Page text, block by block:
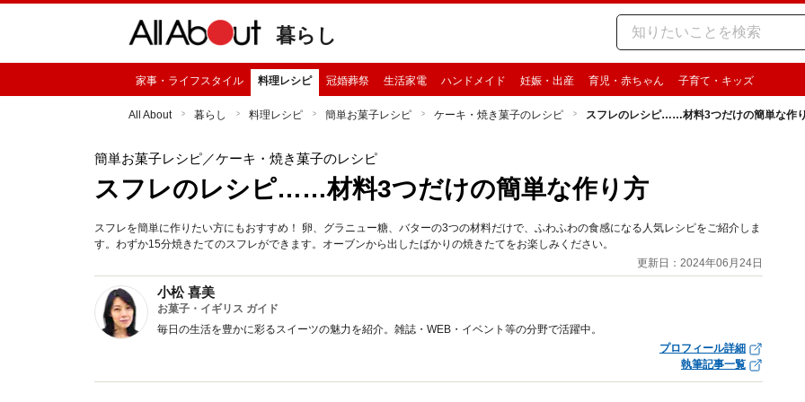
暮らし
家事・ライフスタイル 料理レシピ 冠婚葬祭 生活家電 ハンドメイド 妊娠・出産 育児・赤ちゃん 子育て・キッズ
All About 暮らし 料理レシピ 簡単お菓子レシピ ケーキ・焼き菓子のレシピ スフレのレシピ……材料3つだけの簡単な作
簡単お菓子レシピ／ケーキ・焼き菓子のレシピ
スフレのレシピ……材料3つだけの簡単な作り方
スフレを簡単に作りたい方にもおすすめ！ 卵、グラニュー糖、バターの3つの材料だけで、ふわふわの食感になる人気レシピをご紹介しま
す。わずか15分焼きたてのスフレができます。オーブンから出したばかりの焼きたてをお楽しみください。
更新日：2024年06月24日
小松 喜美
お菓子・イギリス ガイド
毎日の生活を豊かに彩るスイーツの魅力を紹介。雑誌・WEB・イベント等の分野で活躍中。
プロフィール詳細
執筆記事一覧